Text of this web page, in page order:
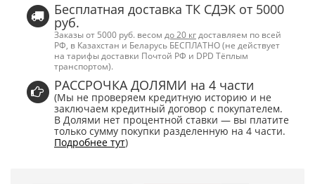
Бесплатная доставка ТК СДЭК от 5000
руб.
Заказы от 5000 руб. весом до 20 кг доставляем по всей
РФ, в Казахстан и Беларусь БЕСПЛАТНО (не действует
на тарифы доставки Почтой РФ и DPD Тёплым
транспортом).
РАССРОЧКА ДОЛЯМИ на 4 части
(Мы не проверяем кредитную историю и не
заключаем кредитный договор с покупателем.
В Долями нет процентной ставки — вы платите
только сумму покупки разделенную на 4 части.
Подробнее тут)